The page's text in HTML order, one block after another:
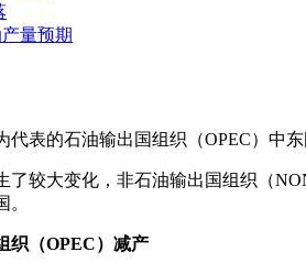
量预期
的石油输出国组织（OPEC）中东
大变化，非石油输出国组织（
织（OPEC）减产